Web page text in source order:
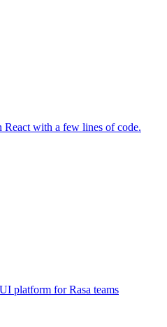
React with a few lines of code.
platform for Rasa teams